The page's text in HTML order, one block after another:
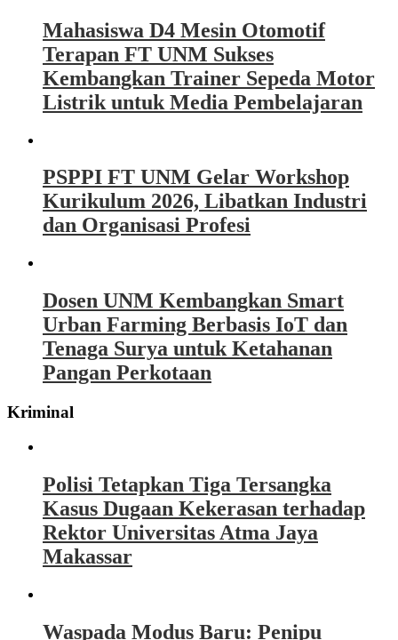
Mahasiswa D4 Mesin Otomotif
Terapan FT UNM Sukses
Kembangkan Trainer Sepeda Motor
Listrik untuk Media Pembelajaran
PSPPI FT UNM Gelar Workshop
Kurikulum 2026, Libatkan Industri
dan Organisasi Profesi
Dosen UNM Kembangkan Smart
Urban Farming Berbasis IoT dan
Tenaga Surya untuk Ketahanan
Pangan Perkotaan
Kriminal
Polisi Tetapkan Tiga Tersangka
Kasus Dugaan Kekerasan terhadap
Rektor Universitas Atma Jaya
Makassar
Waspada Modus Baru: Penipu